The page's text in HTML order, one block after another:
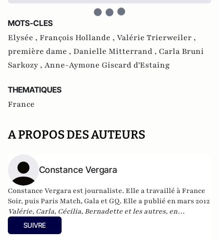
MOTS-CLES
Elysée , François Hollande , Valérie Trierweiler ,
première dame , Danielle Mitterrand , Carla Bruni
Sarkozy , Anne-Aymone Giscard d'Estaing
THEMATIQUES
France
A PROPOS DES AUTEURS
Constance Vergara
Constance Vergara est journaliste. Elle a travaillé à France
Soir, puis Paris Match, Gala et GQ. Elle a publié en mars 2012
Valérie, Carla, Cécilia, Bernadette et les autres, en
campagne.
SUIVRE